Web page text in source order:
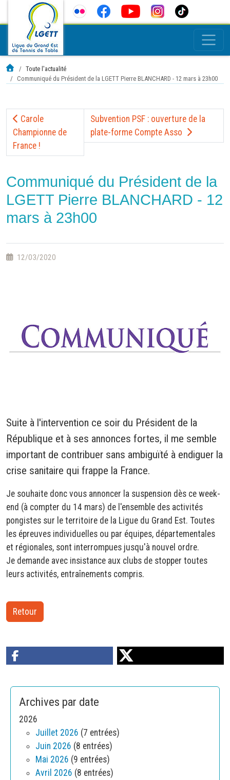
Toute l'actualité
Communiqué du Président de la LGETT Pierre BLANCHARD - 12 mars à 23h00
Carole
Championne de
France !
Subvention PSF : ouverture de la
plate-forme Compte Asso
Communiqué du Président de la
LGETT Pierre BLANCHARD - 12
mars à 23h00
12/03/2020
Suite à l'intervention ce soir du Président de la
République et à ses annonces fortes, il me semble
important de contribuer sans ambiguïté à endiguer la
crise sanitaire qui frappe la France.
Je souhaite donc vous annoncer la suspension dès ce week-
end (à compter du 14 mars) de l'ensemble des activités
pongistes sur le territoire de la Ligue du Grand Est. Toutes
les épreuves individuelles ou par équipes, départementales
et régionales, sont interrompues jusqu'à nouvel ordre.
Je demande avec insistance aux clubs de stopper toutes
leurs activités, entraînements compris.
Retour
Archives par date
2026
Juillet 2026 (7 entrées)
Juin 2026 (8 entrées)
Mai 2026 (9 entrées)
Avril 2026 (8 entrées)